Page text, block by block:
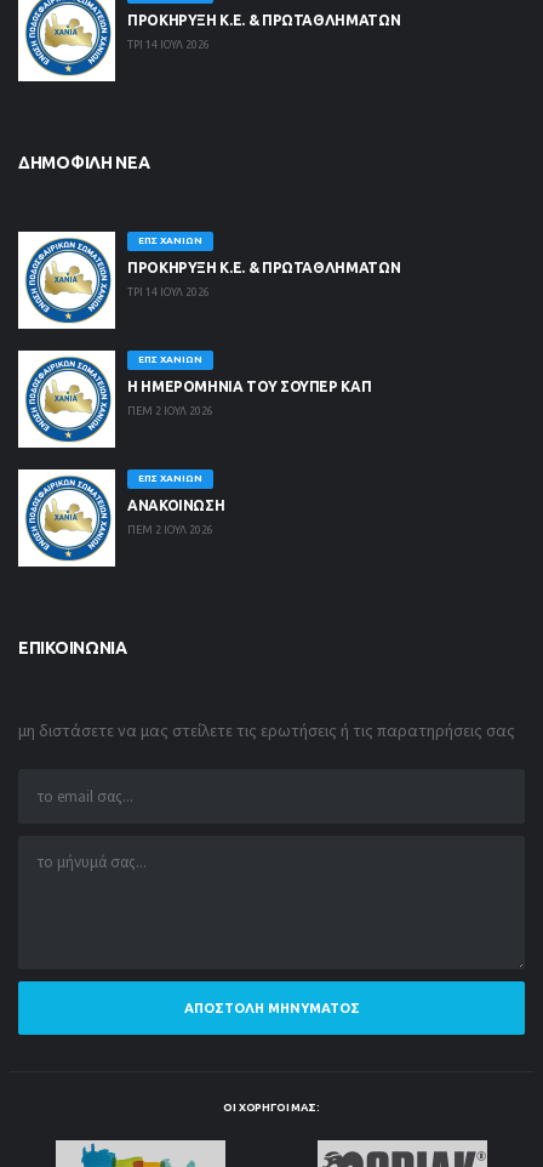
ΠΡΟΚΗΡΥΞΗ Κ.Ε. & ΠΡΩΤΑΘΛΗΜΑΤΩΝ
ΤΡΙ 14 ΙΟΥΛ 2026
ΔΗΜΟΦΙΛΉ ΝΈΑ
ΕΠΣ ΧΑΝΊΩΝ
ΠΡΟΚΗΡΥΞΗ Κ.Ε. & ΠΡΩΤΑΘΛΗΜΑΤΩΝ
ΤΡΙ 14 ΙΟΥΛ 2026
ΕΠΣ ΧΑΝΊΩΝ
Η ΗΜΕΡΟΜΗΝΙΑ ΤΟΥ ΣΟΥΠΕΡ ΚΑΠ
ΠΕΜ 2 ΙΟΥΛ 2026
ΕΠΣ ΧΑΝΊΩΝ
ΑΝΑΚΟΙΝΩΣΗ
ΠΕΜ 2 ΙΟΥΛ 2026
ΕΠΙΚΟΙΝΩΝΊΑ
μη διστάσετε να μας στείλετε τις ερωτήσεις ή τις παρατηρήσεις σας
ΑΠΟΣΤΟΛΉ ΜΗΝΎΜΑΤΟΣ
ΟΙ ΧΟΡΗΓΟΊ ΜΑΣ: